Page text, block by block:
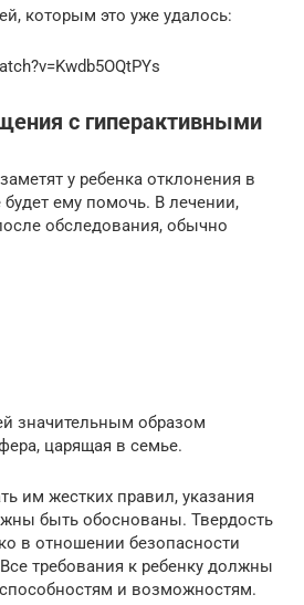
которым это уже удалось:
с гиперактивными
у ребенка отклонения в
будет ему помочь. В лечении,
обследования, обычно
значительным образом
царящая в семье.
им жестких правил, указания
быть обоснованы. Твердость
в отношении безопасности
требования к ребенку должны
способностям и возможностям.